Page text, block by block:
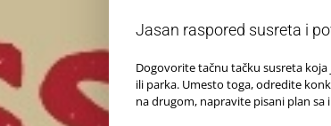
Jasan raspored susreta i
Dogovorite tačnu tačku susreta
ili parka. Umesto toga, odredite
na drugom, napravite pisani plan